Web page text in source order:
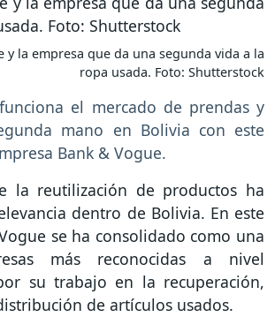
y la empresa que da una segunda vida a la
ropa usada. Foto: Shutterstock
el mercado de prendas y
mano en Bolivia con este
Bank & Vogue.
la reutilización de productos ha
dentro de Bolivia. En este
se ha consolidado como una
más reconocidas a nivel
su trabajo en la recuperación,
de artículos usados.